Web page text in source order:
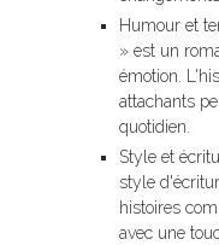
Humour et
» est un
émotion.
attachants
quotidien.
Style et
style
histoires
avec une